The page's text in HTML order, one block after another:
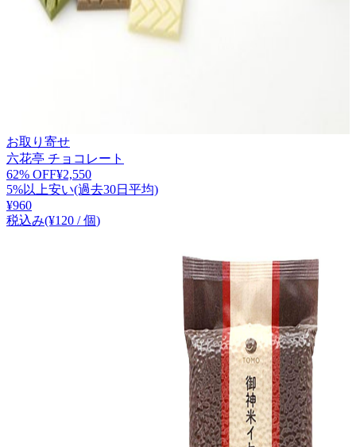
お取り寄せ
六花亭 チョコレート
62% OFF¥2,550
5%以上安い(過去30日平均)
¥960
税込み(¥120 / 個)